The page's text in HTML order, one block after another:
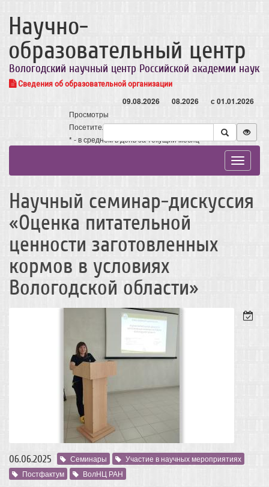
Научно-
образовательный центр
Вологодский научный центр Российской академии наук
Сведения об образовательной организации
09.08.2026 08.2026 с 01.01.2026
Просмотры
Посетители
* - в среднем в день за текущий месяц
Toggle
Научный семинар-дискуссия
«Оценка питательной
ценности заготовленных
кормов в условиях
Вологодской области»
06.06.2025 Семинары
Участие в научных мероприятиях
Постфактум
ВолНЦ РАН